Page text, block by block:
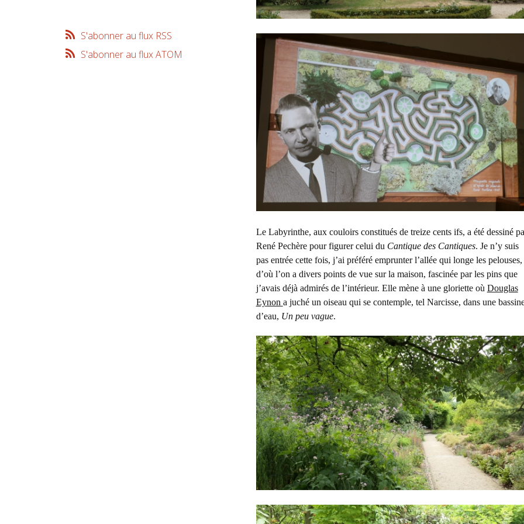
S'abonner au flux RSS
S'abonner au flux ATOM
Le Labyrinthe, aux couloirs constitués de treize cents ifs, a été dessiné
René Pechère pour figurer celui du Cantique des Cantiques. Je n’y suis
pas entrée cette fois, j’ai préféré emprunter l’allée qui longe les pelouses,
d’où l’on a divers points de vue sur la maison, fascinée par les pins que
j’avais déjà admirés de l’intérieur. Elle mène à une gloriette où Douglas
Eynon a juché un oiseau qui se contemple, tel Narcisse, dans une
d’eau, Un peu vague.